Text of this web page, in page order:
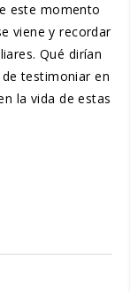
este momento
viene y recordar
Qué dirían
testimoniar en
la vida de estas